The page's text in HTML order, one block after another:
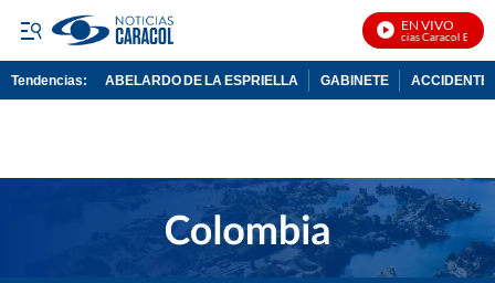
EN VIVO
Noticias Caracol En Vivo
Tendencias: ABELARDO DE LA ESPRIELLA GABINETE ACCIDENTE